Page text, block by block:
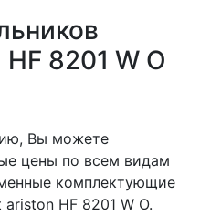
8201 W O
Вы можете
цены по всем видам
комплектующие
HF 8201 W O.